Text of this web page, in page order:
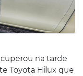
na tarde
Toyota Hilux que